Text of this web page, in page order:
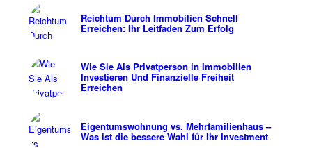
Reichtum Durch Immobilien Schnell
Erreichen: Ihr Leitfaden Zum Erfolg
Wie Sie Als Privatperson in Immobilien
Investieren Und Finanzielle Freiheit
Erreichen
Eigentumswohnung vs. Mehrfamilienhaus –
Was ist die bessere Wahl für Ihr Investment